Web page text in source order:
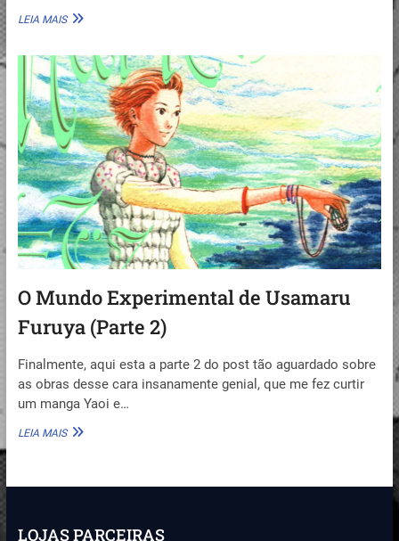
LEIA MAISRESENHA
RIKI-
OH
–
VIOLÊNCIA
SEM
LIMITES
O Mundo Experimental de Usamaru
Furuya (Parte 2)
Finalmente, aqui esta a parte 2 do post tão aguardado sobre
as obras desse cara insanamente genial, que me fez curtir
um manga Yaoi e…
LEIA MAISO
LOJAS PARCEIRAS